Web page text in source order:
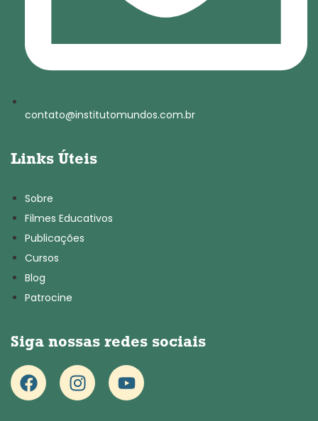
contato@institutomundos.com.br
Links Úteis
Sobre
Filmes Educativos
Publicações
Cursos
Blog
Patrocine
Siga nossas redes sociais